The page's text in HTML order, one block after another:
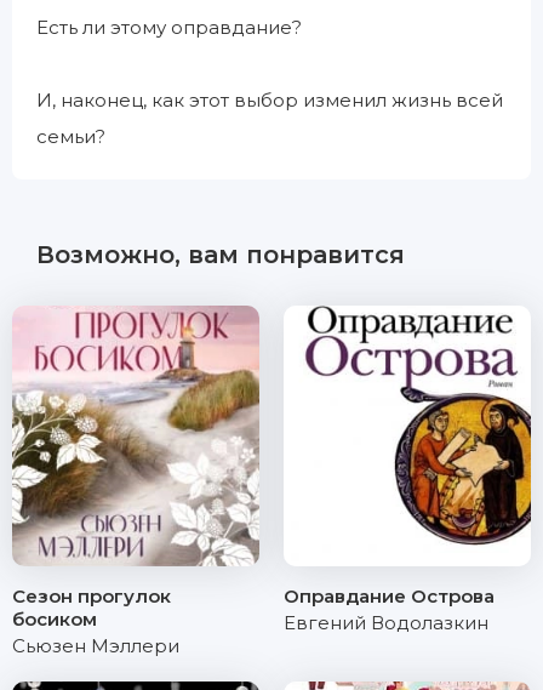
Есть ли этому оправдание?
И, наконец, как этот выбор изменил жизнь всей
семьи?
Возможно, вам понравится
Сезон прогулок
босиком
Сьюзен Мэллери
Оправдание Острова
Евгений Водолазкин